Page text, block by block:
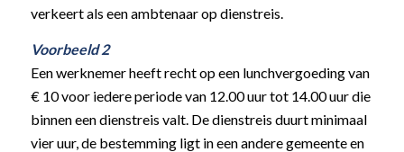
verkeert als een ambtenaar op dienstreis.
Voorbeeld 2
Een werknemer heeft recht op een lunchvergoeding van
€ 10 voor iedere periode van 12.00 uur tot 14.00 uur die
binnen een dienstreis valt. De dienstreis duurt minimaal
vier uur, de bestemming ligt in een andere gemeente en